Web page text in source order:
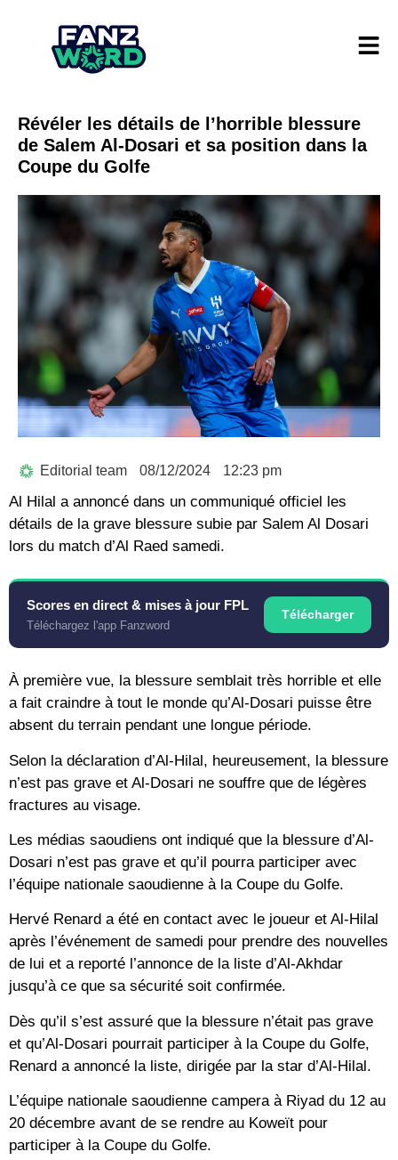
Révéler les détails de l’horrible blessure
de Salem Al-Dosari et sa position dans la
Coupe du Golfe
Editorial team 08/12/2024 12:23 pm
Al Hilal a annoncé dans un communiqué officiel les
détails de la grave blessure subie par Salem Al Dosari
lors du match d’Al Raed samedi.
Scores en direct & mises à jour FPL
Téléchargez l'app Fanzword
Télécharger
À première vue, la blessure semblait très horrible et elle
a fait craindre à tout le monde qu’Al-Dosari puisse être
absent du terrain pendant une longue période.
Selon la déclaration d’Al-Hilal, heureusement, la blessure
n’est pas grave et Al-Dosari ne souffre que de légères
fractures au visage.
Les médias saoudiens ont indiqué que la blessure d’Al-
Dosari n’est pas grave et qu’il pourra participer avec
l’équipe nationale saoudienne à la Coupe du Golfe.
Hervé Renard a été en contact avec le joueur et Al-Hilal
après l’événement de samedi pour prendre des nouvelles
de lui et a reporté l’annonce de la liste d’Al-Akhdar
jusqu’à ce que sa sécurité soit confirmée.
Dès qu’il s’est assuré que la blessure n’était pas grave
et qu’Al-Dosari pourrait participer à la Coupe du Golfe,
Renard a annoncé la liste, dirigée par la star d’Al-Hilal.
L’équipe nationale saoudienne campera à Riyad du 12 au
20 décembre avant de se rendre au Koweït pour
participer à la Coupe du Golfe.